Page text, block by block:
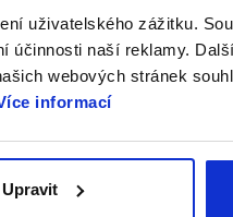
uživatelského zážitku.
účinnosti naší reklamy.
webových stránek
informací
Upravit